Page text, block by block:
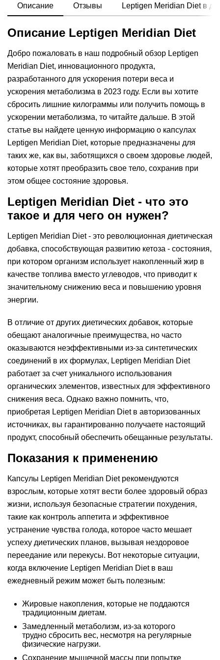
Описание Отзывы Leptigen Meridian Diеt в
Описание Leptigen Meridian Diеt
Добро пожаловать в наш подробный обзор Leptigen
Meridian Diеt, инновационного продукта,
разработанного для ускорения потери веса и
ускорения метаболизма в 2023 году. Если вы хотите
сбросить лишние килограммы или получить помощь в
ускорении метаболизма, то читайте дальше. В этой
статье вы найдете ценную информацию о капсулах
Leptigen Meridian Diеt, которые предназначены для
таких же, как вы, заботящихся о своем здоровье людей,
которые хотят преобразить свое тело, сохранив при
этом общее состояние здоровья.
Leptigen Meridian Diеt - что это
такое и для чего он нужен?
Leptigen Meridian Diеt - это революционная диетическая
добавка, способствующая развитию кетоза - состояния,
при котором организм использует накопленный жир в
качестве топлива вместо углеводов, что приводит к
значительному снижению веса и повышению уровня
энергии.
В отличие от других диетических добавок, которые
обещают аналогичные преимущества, но часто
оказываются неэффективными из-за синтетических
соединений в их формулах, Leptigen Meridian Diеt
работает за счет уникального использования
органических элементов, известных для эффективного
снижения веса. Однако важно помнить, что,
приобретая Leptigen Meridian Diеt в авторизованных
источниках, вы гарантированно получаете настоящий
продукт, способный обеспечить обещанные результаты.
Показания к применению
Капсулы Leptigen Meridian Diеt рекомендуются
взрослым, которые хотят вести более здоровый образ
жизни, используя безопасные стратегии похудения,
такие как контроль аппетита и эффективное
устранение чувства голода, которое часто мешает
успеху диетических планов, вызывая нездоровое
переедание или перекусы. Вот некоторые ситуации,
когда включение Leptigen Meridian Diеt в ваш
ежедневный режим может быть полезным:
Жировые накопления, которые не поддаются
традиционным диетам.
Замедленный метаболизм, из-за которого
трудно сбросить вес, несмотря на регулярные
физические нагрузки.
Сохранение мышечной массы при попытке